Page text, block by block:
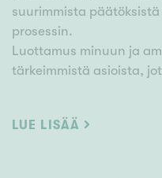
suurimmista
prosessin.
Luottamus minuun ja
tärkeimmistä asioista,
kaupantekoon –
LUE LISÄÄ